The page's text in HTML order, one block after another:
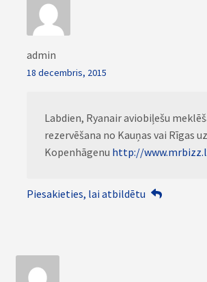
admin
18 decembris, 2015
Labdien, Ryanair aviobiļešu
rezervēšana no Kauņas vai Rīgas uz
Kopenhāgenu http://
Piesakieties, lai atbildētu